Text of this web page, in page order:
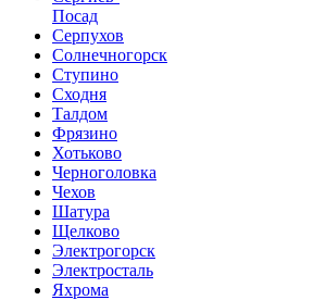
Посад
Серпухов
Солнечногорск
Ступино
Сходня
Талдом
Фрязино
Хотьково
Черноголовка
Чехов
Шатура
Щелково
Электрогорск
Электросталь
Яхрома